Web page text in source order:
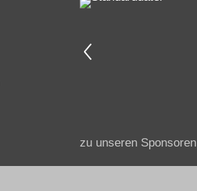
zu unseren Sponsoren